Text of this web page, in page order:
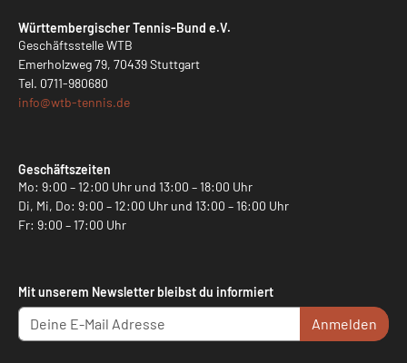
Württembergischer Tennis-Bund e.V.
Geschäftsstelle WTB
Emerholzweg 79, 70439 Stuttgart
Tel. 0711-980680
info@wtb-tennis.de
Geschäftszeiten
Mo: 9:00 – 12:00 Uhr und 13:00 – 18:00 Uhr
Di, Mi, Do: 9:00 – 12:00 Uhr und 13:00 – 16:00 Uhr
Fr: 9:00 – 17:00 Uhr
Mit unserem Newsletter bleibst du informiert
Anmelden